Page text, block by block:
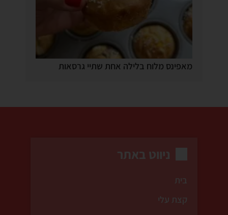
מאפינס מלוח בלילה אחת שתיי גרסאות
ניווט באתר
בית
קצת עלי